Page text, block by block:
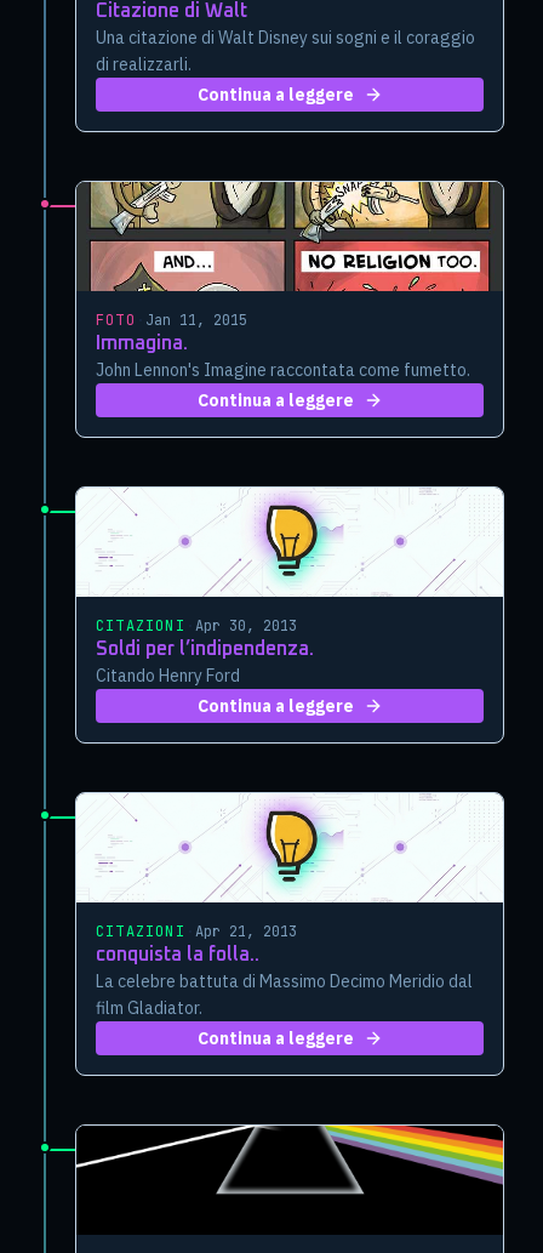
Citazione di Walt
Una citazione di Walt Disney sui sogni e il coraggio
di realizzarli.
Continua a leggere
FOTO
Jan 11, 2015
Immagina.
John Lennon's Imagine raccontata come fumetto.
Continua a leggere
CITAZIONI ·Apr 30, 2013
Soldi per l’indipendenza.
Citando Henry Ford
Continua a leggere
CITAZIONI ·Apr 21, 2013
conquista la folla..
La celebre battuta di Massimo Decimo Meridio dal
film Gladiator.
Continua a leggere